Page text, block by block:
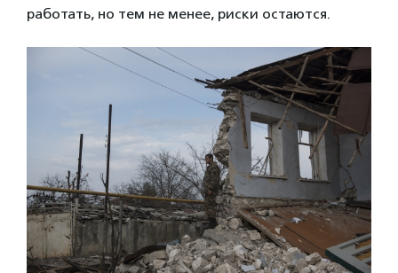
работать, но тем не менее, риски остаются.